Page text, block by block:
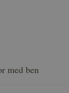
med ben